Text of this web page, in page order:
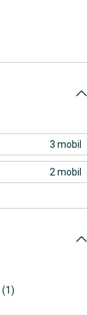
3 mobil
2 mobil
(1)